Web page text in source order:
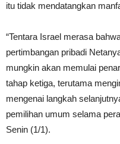
itu tidak mendatangkan
“Tentara Israel merasa
pertimbangan pribadi
mungkin akan memulai
tahap ketiga, terutama
mengenai langkah
pemilihan umum selama
Senin (1/1).